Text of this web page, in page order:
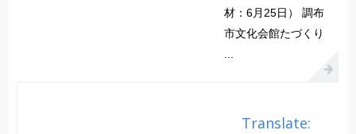
材：6月25日） 調布
市文化会館たづくり
...
Translate: